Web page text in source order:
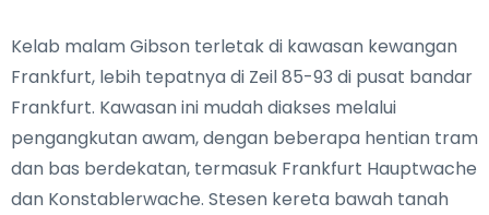
Kelab malam Gibson terletak di kawasan kewangan
Frankfurt, lebih tepatnya di Zeil 85-93 di pusat bandar
Frankfurt. Kawasan ini mudah diakses melalui
pengangkutan awam, dengan beberapa hentian tram
dan bas berdekatan, termasuk Frankfurt Hauptwache
dan Konstablerwache. Stesen kereta bawah tanah